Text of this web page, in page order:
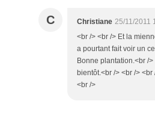
C Christiane 25/11/2011
<br /> <br /> Et la
a pourtant fait voir un
Bonne plantation.<br /
bientôt.<br /> <br />
<br />